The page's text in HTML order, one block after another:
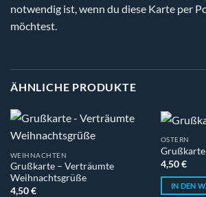
notwendig ist, wenn du diese Karte per
möchtest.
ÄHNLICHE PRODUKTE
WEIHNACHTEN
Grußkarte – Verträumte
Weihnachtsgrüße
4,50€
OSTERN
4,50€
IN DEN